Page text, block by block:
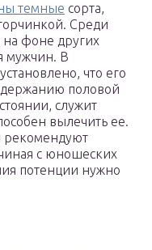
темные сорта,
Среди
на фоне других
мужчин. В
что его
половой
служит
вылечить ее.
рекомендуют
с юношеских
потенции нужно